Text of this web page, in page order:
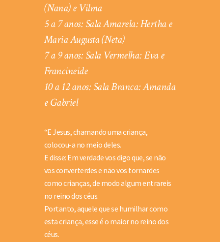
(Nana) e Vilma
5 a 7 anos: Sala Amarela: Hertha e
Maria Augusta (Neta)
7 a 9 anos: Sala Vermelha: Eva e
Francineide
10 a 12 anos: Sala Branca: Amanda
e Gabriel
“E Jesus, chamando uma criança,
colocou-a no meio deles.
E disse: Em verdade vos digo que, se não
vos converterdes e não vos tornardes
como crianças, de modo algum entrareis
no reino dos céus.
Portanto, aquele que se humilhar como
esta criança, esse é o maior no reino dos
céus.